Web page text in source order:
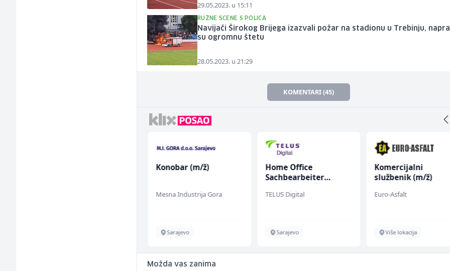
29.05.2023. u 15:11
RUŽNE SCENE S POLICA
Navijači Širokog Brijega izazvali požar na stadionu u Trebinju,
su ogromnu štetu
28.05.2023. u 21:29
KOMENTARI (45)
Konobar (m/ž)
Mesna Industrija Gora
Sarajevo
Home Office
Sachbearbeiter
bekannten deutschen
TELUS Digital
Sarajevo
Komercijalni
službenik (m/ž)
Euro-Asfalt
Više lokacija
Možda vas zanima